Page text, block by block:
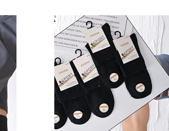
В упаковке:
10 шт.
Количество: